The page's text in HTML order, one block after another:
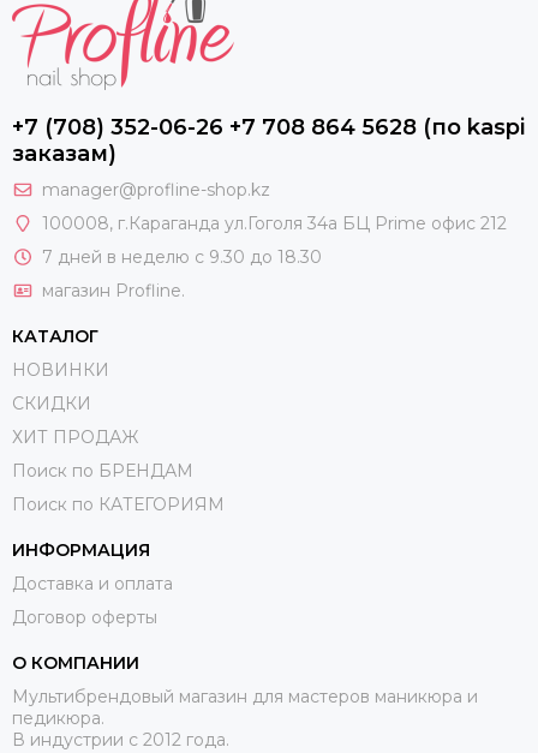
+7 (708) 352-06-26 +7 708 864 5628 (по kaspi
заказам)
manager@profline-shop.kz
100008, г.Караганда ул.Гоголя 34а БЦ Prime офис 212
7 дней в неделю с 9.30 до 18.30
магазин Profline.
КАТАЛОГ
НОВИНКИ
СКИДКИ
ХИТ ПРОДАЖ
Поиск по БРЕНДАМ
Поиск по КАТЕГОРИЯМ
ИНФОРМАЦИЯ
Доставка и оплата
Договор оферты
О КОМПАНИИ
Мультибрендовый магазин для мастеров маникюра и
педикюра.
В индустрии с 2012 года.